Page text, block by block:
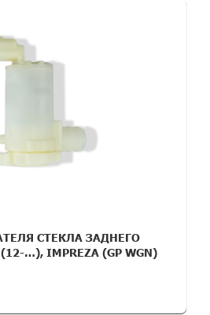
СТЕКЛА ЗАДНЕГО
(12-…), IMPREZA (GP WGN)